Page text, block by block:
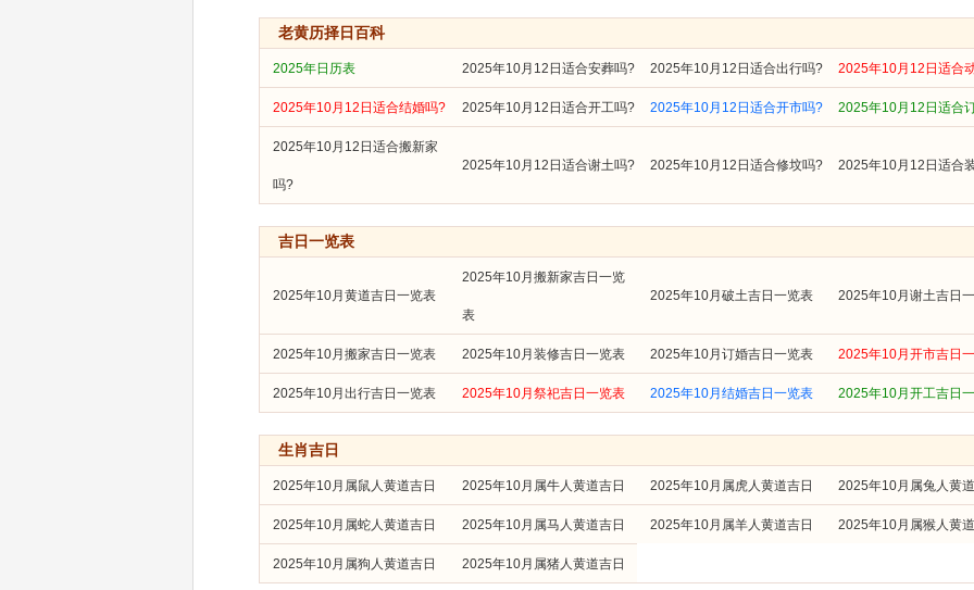
老黄历择日百科
2025年日历表 2025年10月12日适合安葬吗? 2025年10月12日适合出行吗? 2025年10月12日适合
2025年10月12日适合结婚吗? 2025年10月12日适合开工吗? 2025年10月12日适合开市吗? 2025年10月12日适合
2025年10月12日适合搬新家
吗?
2025年10月12日适合谢土吗? 2025年10月12日适合修坟吗? 2025年10月12日适合
吉日一览表
2025年10月黄道吉日一览表
2025年10月搬新家吉日一览
表
2025年10月破土吉日一览表 2025年10月谢土吉日
2025年10月搬家吉日一览表 2025年10月装修吉日一览表 2025年10月订婚吉日一览表 2025年10月开市吉日
2025年10月出行吉日一览表 2025年10月祭祀吉日一览表 2025年10月结婚吉日一览表 2025年10月开工吉日
生肖吉日
2025年10月属鼠人黄道吉日 2025年10月属牛人黄道吉日 2025年10月属虎人黄道吉日 2025年10月属兔人黄
2025年10月属蛇人黄道吉日 2025年10月属马人黄道吉日 2025年10月属羊人黄道吉日 2025年10月属猴人黄
2025年10月属狗人黄道吉日 2025年10月属猪人黄道吉日